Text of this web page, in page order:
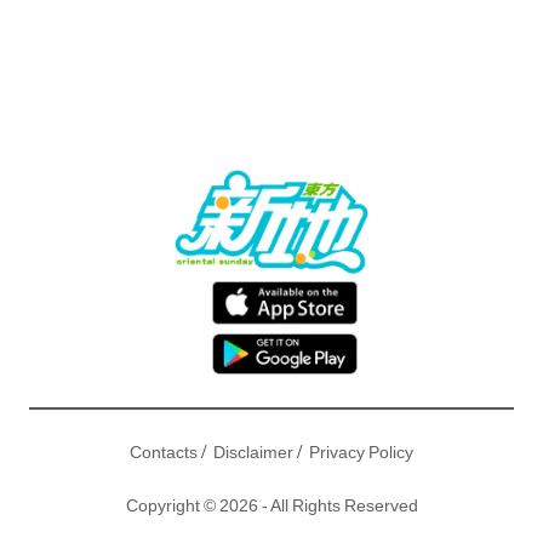
Contacts/ Disclaimer/ Privacy Policy
Copyright © 2026 - All Rights Reserved